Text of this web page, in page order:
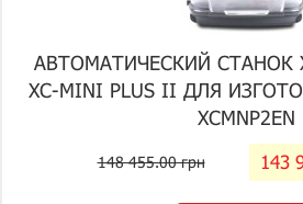
АВТОМАТИЧЕСКИЙ СТАНОК
XC-MINI PLUS II ДЛЯ
XCMNP2EN
148 455.00 грн 143